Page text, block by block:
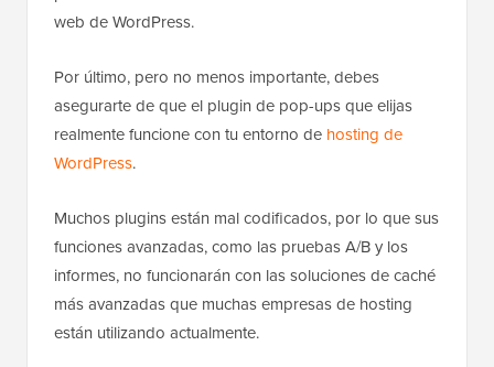
web de WordPress.
Por último, pero no menos importante, debes
asegurarte de que el plugin de pop-ups que elijas
realmente funcione con tu entorno de hosting de
WordPress.
Muchos plugins están mal codificados, por lo que sus
funciones avanzadas, como las pruebas A/B y los
informes, no funcionarán con las soluciones de caché
más avanzadas que muchas empresas de hosting
están utilizando actualmente.